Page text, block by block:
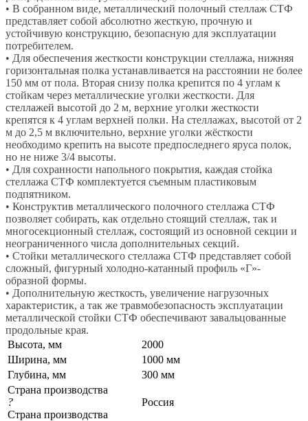
• В собранном виде, металлический полочный стеллаж СТФ
представляет собой абсолютно жесткую, прочную и
устойчивую конструкцию, безопасную для эксплуатации
потребителем.
• Для обеспечения жесткости конструкции стеллажа, нижняя
горизонтальная полка устанавливается на расстоянии не более
150 мм от пола. Вторая снизу полка крепится по 4 углам к
стойкам через металлические уголки жесткости. Для
стеллажей высотой до 2 м, верхние уголки жесткости
крепятся к 4 углам верхней полки. На стеллажах, высотой от 2
м до 2,5 м включительно, верхние уголки жёсткости
необходимо крепить на высоте предпоследнего яруса полок,
но не ниже 3/4 высоты.
• Для сохранности напольного покрытия, каждая стойка
стеллажа СТФ комплектуется съемным пластиковым
подпятником.
• Конструктив металлического полочного стеллажа СТФ
позволяет собирать, как отдельно стоящий стеллаж, так и
многосекционный стеллаж, состоящий из основной секции и
неограниченного числа дополнительных секций.
• Стойки металлического стеллажа СТФ представляет собой
сложный, фигурный холодно-катанный профиль «Г»-
образной формы.
• Дополнительную жесткость, увеличение нагрузочных
характеристик, а так же травмобезопасность эксплуатации
металлической стойки СТФ обеспечивают завальцованные
продольные края.
Высота, мм
2000
Ширина, мм
1000 мм
Глубина, мм
300 мм
Страна производства
?
Страна производства
Россия